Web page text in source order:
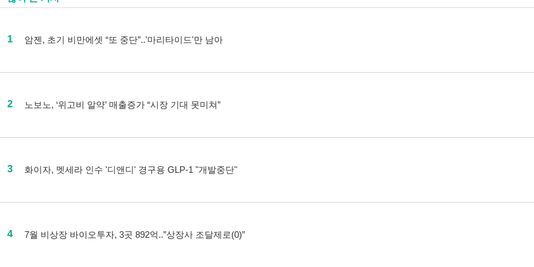
1 암젠, 초기 비만에셋 “또 중단”..'마리타이드'만 남아
2 노보노, ‘위고비 알약’ 매출증가 “시장 기대 못미쳐”
3 화이자, 멧세라 인수 '디앤디' 경구용 GLP-1 "개발중단"
4 7월 비상장 바이오투자, 3곳 892억..”상장사 조달제로(0)”